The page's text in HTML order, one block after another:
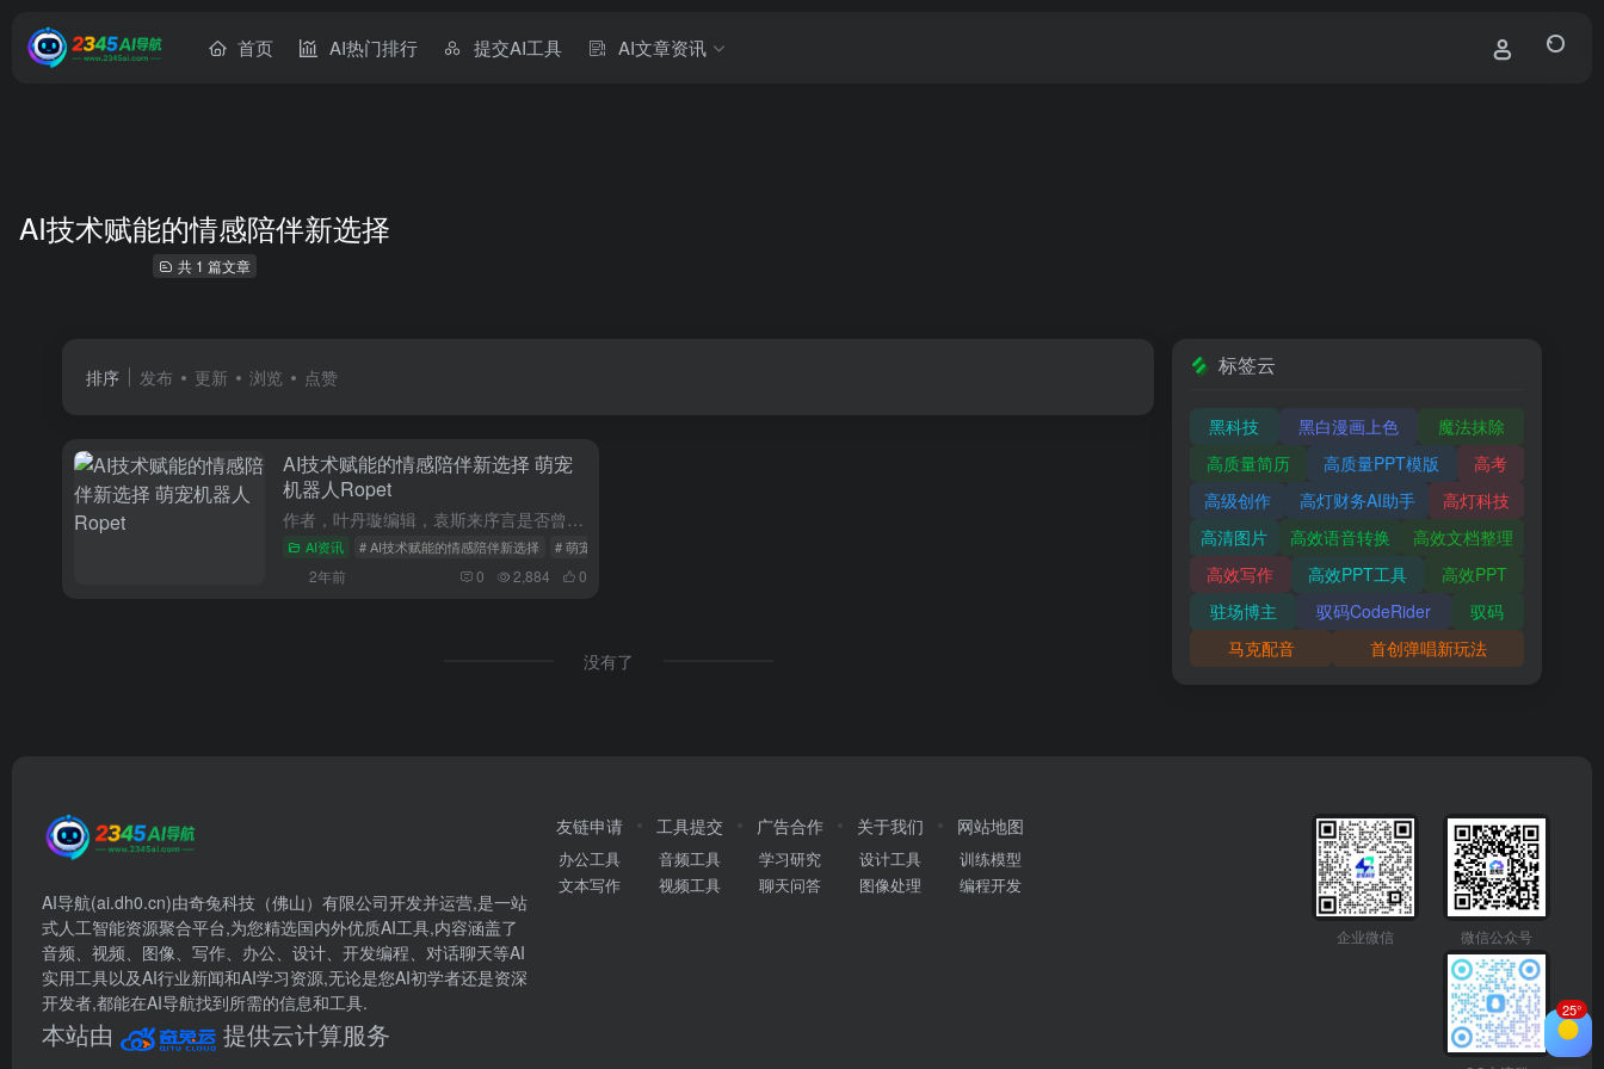
首页 AI热门排行 提交AI工具 AI文章资讯
AI技术赋能的情感陪伴新选择
共 1 篇文章
排序 发布 更新 浏览 点赞
AI技术赋能的情感陪伴新选择 萌宠
机器人Ropet
作者，叶丹璇编辑，袁斯来序言是否曾幻想过拥有像，超能陆战队，里的大白那样，既能守护又能提供情感慰藉的机器人伙伴，电影中，大白以其呆萌的外表、治愈的表情以及忠诚的性格，赢得了无数影迷的喜爱，它与传统科幻...
AI资讯 # AI技术赋能的情感陪伴新选择 # 萌宠机器人Ropet
2年前 0 2,884 0
没有了
标签云
黑科技 黑白漫画上色
魔法抹除
高质量简历
高质量PPT模版
高考
高级创作
高灯财务AI助手
高灯科技
高清图片
高效语音转换
高效文档整理
高效写作
高效PPT工具
高效PPT
驻场博主
驭码CodeRider
驭码
马克配音
首创弹唱新玩法
AI导航(ai.dh0.cn)由奇兔科技（佛山）有限公司开发并运营,是一站
式人工智能资源聚合平台,为您精选国内外优质AI工具,内容涵盖了
音频、视频、图像、写作、办公、设计、开发编程、对话聊天等AI
实用工具以及AI行业新闻和AI学习资源,无论是您AI初学者还是资深
开发者,都能在AI导航找到所需的信息和工具.
本站由 提供云计算服务
友链申请
办公工具
文本写作
工具提交
音频工具
视频工具
广告合作
学习研究
聊天问答
关于我们
设计工具
图像处理
网站地图
训练模型
编程开发
企业微信 微信公众号
25°